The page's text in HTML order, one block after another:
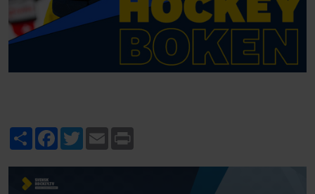
ShareFacebook
TwitterEmail